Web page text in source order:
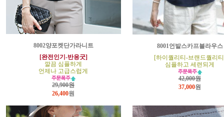
8002양포켓단가라니트
[완전인기-반응굿]
깔끔 심플하게
언제나 고급스럽게
29,900원
26,400원
8001언발스카프블라우스
[하이퀄리티-브랜드퀄리
심플하고 세련되게
42,000원
37,000원